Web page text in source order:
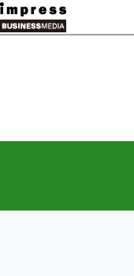
メ
イ
テ
に